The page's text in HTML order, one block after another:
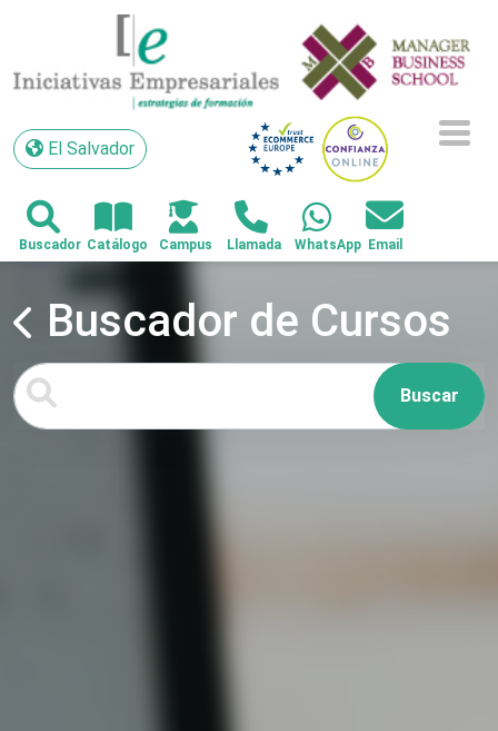
El Salvador
El Salvador
Buscador de Cursos
Buscar